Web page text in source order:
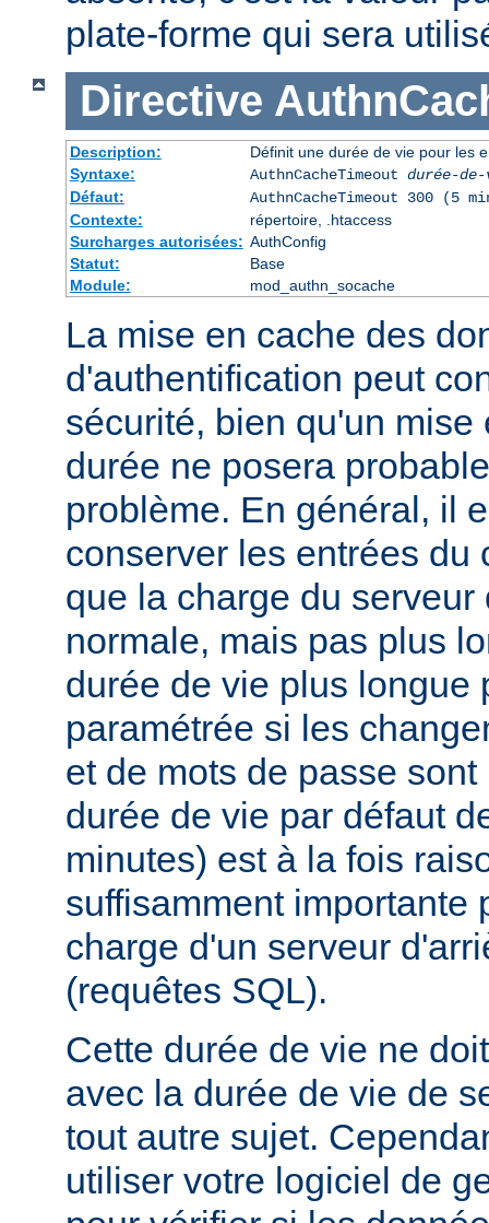
plate-forme qui sera
Directive
Description:
Définit une durée de vie pour les
Syntaxe:
AuthnCacheTimeout durée-
Défaut:
AuthnCacheTimeout 300 (5
Contexte:
répertoire, .htaccess
Surcharges autorisées: AuthConfig
Statut:
Base
Module:
mod_authn_socache
La mise en cache des
d'authentification peut
sécurité, bien qu'un
durée ne posera
problème. En général, il
conserver les entrées du
que la charge du
normale, mais pas plus
durée de vie plus longue
paramétrée si les
et de mots de passe
durée de vie par défaut
minutes) est à la fois
suffisamment importante
charge d'un serveur
(requêtes SQL).
Cette durée de vie ne
avec la durée de vie de
tout autre sujet.
utiliser votre logiciel de